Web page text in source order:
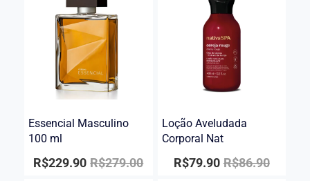
Essencial Masculino
100 ml
R$279.00
R$229.90
Loção Aveludada
Corporal Nat
R$86.90
R$79.90